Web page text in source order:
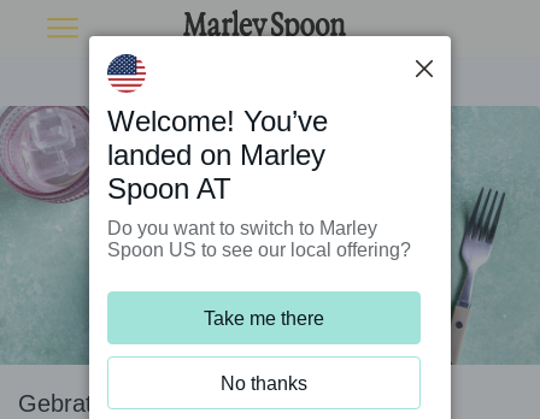
Gebratener Tofu auf Quinoasalat
Welcome! You’ve
landed on Marley
Spoon AT
Do you want to switch to Marley
Spoon US to see our local offering?
Take me there
No thanks